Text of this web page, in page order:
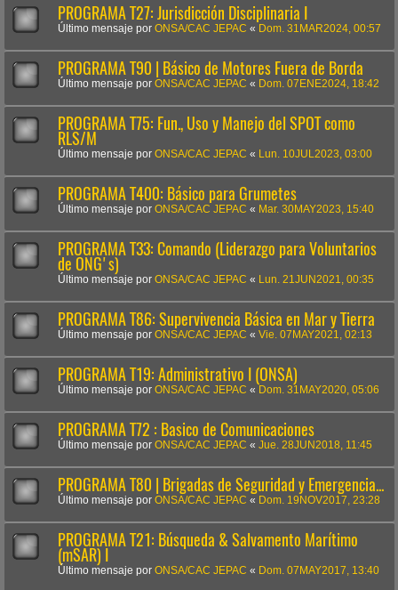
PROGRAMA T27: Jurisdicción Disciplinaria I
Último mensaje por ONSA/CAC JEPAC « Dom. 31MAR2024, 00:57
PROGRAMA T90 | Básico de Motores Fuera de Borda
Último mensaje por ONSA/CAC JEPAC « Dom. 07ENE2024, 18:42
PROGRAMA T75: Fun., Uso y Manejo del SPOT como
RLS/M
Último mensaje por ONSA/CAC JEPAC « Lun. 10JUL2023, 03:00
PROGRAMA T400: Básico para Grumetes
Último mensaje por ONSA/CAC JEPAC « Mar. 30MAY2023, 15:40
PROGRAMA T33: Comando (Liderazgo para Voluntarios
de ONG's)
Último mensaje por ONSA/CAC JEPAC « Lun. 21JUN2021, 00:35
PROGRAMA T86: Supervivencia Básica en Mar y Tierra
Último mensaje por ONSA/CAC JEPAC « Vie. 07MAY2021, 02:13
PROGRAMA T19: Administrativo I (ONSA)
Último mensaje por ONSA/CAC JEPAC « Dom. 31MAY2020, 05:06
PROGRAMA T72 : Basico de Comunicaciones
Último mensaje por ONSA/CAC JEPAC « Jue. 28JUN2018, 11:45
PROGRAMA T80 | Brigadas de Seguridad y Emergencia...
Último mensaje por ONSA/CAC JEPAC « Dom. 19NOV2017, 23:28
PROGRAMA T21: Búsqueda & Salvamento Marítimo
(mSAR) I
Último mensaje por ONSA/CAC JEPAC « Dom. 07MAY2017, 13:40